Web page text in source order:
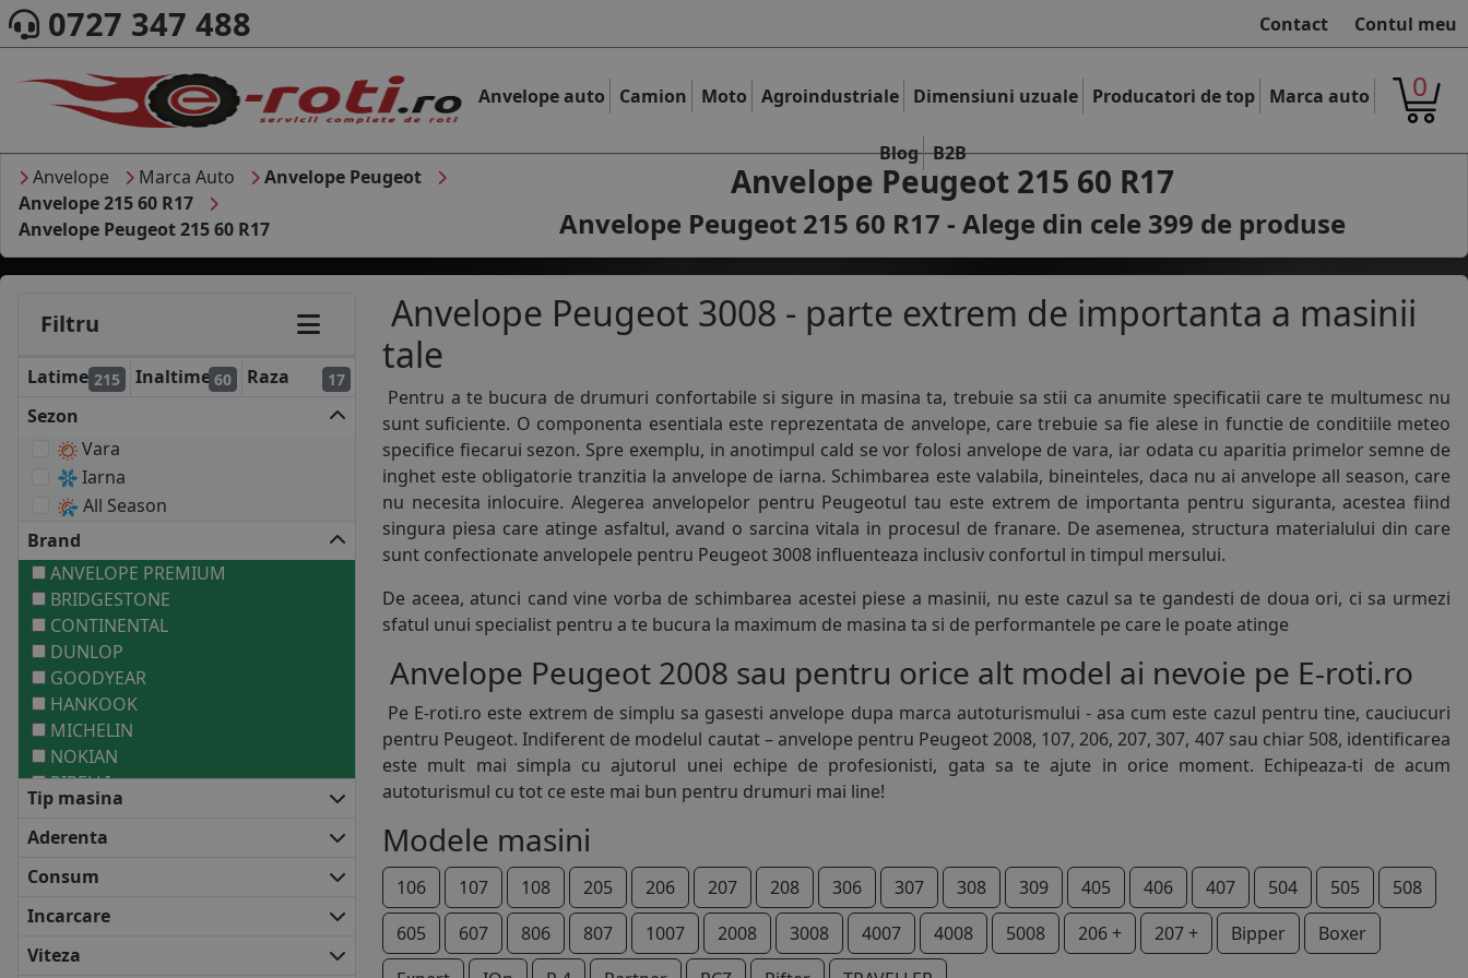
0727 347 488 Contact Contul meu
Anvelope auto Camion Moto Agroindustriale Dimensiuni uzuale Producatori de top Marca auto
Blog B2B
0
Anvelope Marca Auto
Anvelope Peugeot
Anvelope 215 60 R17
Anvelope Peugeot 215 60 R17
Anvelope Peugeot 215 60 R17
Anvelope Peugeot 215 60 R17 - Alege din cele 399 de produse
Filtru
Latime 215 Inaltime 60 Raza 17
Sezon
Vara
Iarna
All Season
Brand
ANVELOPE PREMIUM
BRIDGESTONE
CONTINENTAL
DUNLOP
GOODYEAR
HANKOOK
MICHELIN
NOKIAN
PIRELLI
ANVELOPE MEDII
BARUM
DEBICA
FALKEN
FULDA
Tip masina
Aderenta
Consum
Incarcare
Viteza
Anvelope Peugeot 3008 - parte extrem de importanta a masinii
tale
Pentru a te bucura de drumuri confortabile si sigure in masina ta, trebuie sa stii ca anumite specificatii care te multumesc nu
sunt suficiente. O componenta esentiala este reprezentata de anvelope, care trebuie sa fie alese in functie de conditiile meteo
specifice fiecarui sezon. Spre exemplu, in anotimpul cald se vor folosi anvelope de vara, iar odata cu aparitia primelor semne de
inghet este obligatorie tranzitia la anvelope de iarna. Schimbarea este valabila, bineinteles, daca nu ai anvelope all season, care
nu necesita inlocuire. Alegerea anvelopelor pentru Peugeotul tau este extrem de importanta pentru siguranta, acestea fiind
singura piesa care atinge asfaltul, avand o sarcina vitala in procesul de franare. De asemenea, structura materialului din care
sunt confectionate anvelopele pentru Peugeot 3008 influenteaza inclusiv confortul in timpul mersului.
De aceea, atunci cand vine vorba de schimbarea acestei piese a masinii, nu este cazul sa te gandesti de doua ori, ci sa urmezi
sfatul unui specialist pentru a te bucura la maximum de masina ta si de performantele pe care le poate atinge
Anvelope Peugeot 2008 sau pentru orice alt model ai nevoie pe E-roti.ro
Pe E-roti.ro este extrem de simplu sa gasesti anvelope dupa marca autoturismului - asa cum este cazul pentru tine, cauciucuri
pentru Peugeot. Indiferent de modelul cautat – anvelope pentru Peugeot 2008, 107, 206, 207, 307, 407 sau chiar 508, identificarea
este mult mai simpla cu ajutorul unei echipe de profesionisti, gata sa te ajute in orice moment. Echipeaza-ti de acum
autoturismul cu tot ce este mai bun pentru drumuri mai line!
Modele masini
106 107 108 205 206 207 208 306 307 308 309 405 406 407 504 505
508
605
607 806 807 1007 2008 3008 4007 4008 5008 206 + 207 + Bipper
Boxer